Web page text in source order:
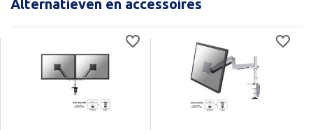
Alternatieven en accessoires